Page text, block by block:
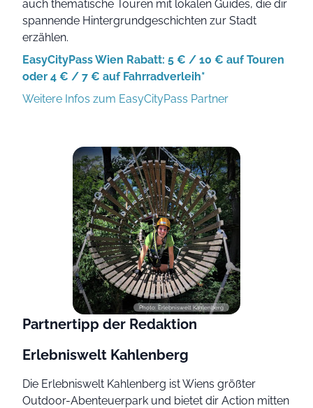
auch thematische Touren mit lokalen Guides, die dir
spannende Hintergrundgeschichten zur Stadt
erzählen.
EasyCityPass Wien Rabatt: 5 € / 10 € auf Touren
oder 4 € / 7 € auf Fahrradverleih*
Weitere Infos zum EasyCityPass Partner
Photo: Erlebniswelt Kahlenberg
Partnertipp der Redaktion
Erlebniswelt Kahlenberg
Die Erlebniswelt Kahlenberg ist Wiens größter
Outdoor-Abenteuerpark und bietet dir Action mitten